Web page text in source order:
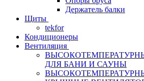
Держатель балки
Щиты
tekfor
Кондиционеры
Вентиляция
ДЛЯ БАНИ И САУНЫ